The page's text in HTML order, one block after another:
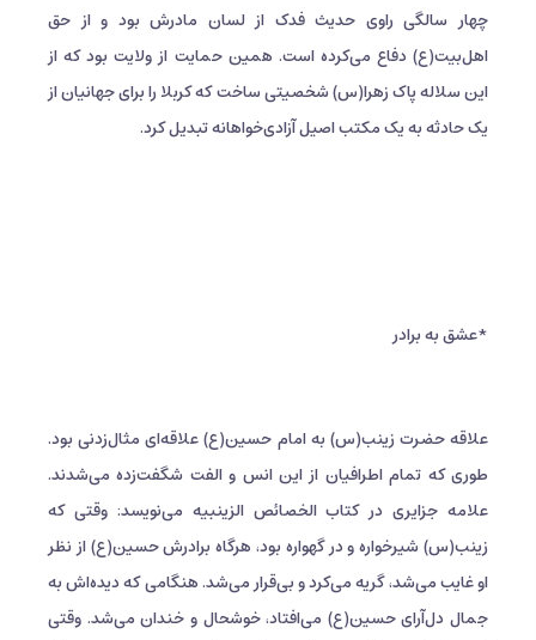
چهار سالگی راوی حدیث فدک از لسان مادرش بود و از حق
اهل‌بیت(ع) دفاع می‌کرده است. همین حمایت از ولایت بود که از
این سلاله پاک زهرا(س) شخصیتی ساخت که کربلا را برای جهانیان از
یک حادثه به یک مکتب اصیل آزادی‌خواهانه تبدیل کرد.
*عشق به برادر
علاقه حضرت زینب(س) به امام حسین(ع) علاقه‌ای مثال‌زدنی بود.
طوری که تمام اطرافیان از این انس و الفت شگفت‌زده می‌شدند.
علامه جزایرى در کتاب الخصائص الزینبیه مى‌نویسد: وقتى که
زینب(س) شیرخواره و در گهواره بود، هرگاه برادرش حسین(ع) از نظر
او غایب مى‌شد، گریه مى‌کرد و بى‌قرار می‌شد. هنگامى که دیده‌اش به
جمال دل‌آراى حسین(ع) مى‌افتاد، خوشحال و خندان مى‌شد. وقتى